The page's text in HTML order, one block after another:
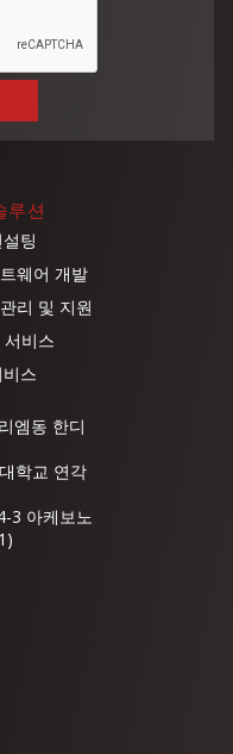
루션
팅
웨어 개발
리 및 지원
비스
스
엠동 한디
학교 연각
3 아케보노